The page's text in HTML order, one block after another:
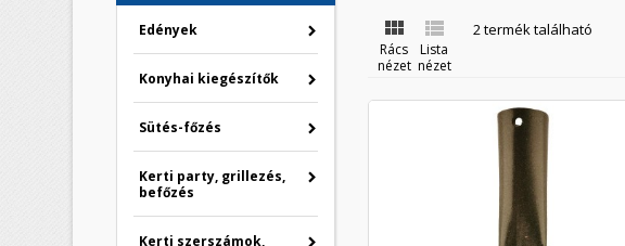
Edények
Konyhai kiegészítők
Sütés-főzés
Kerti party, grillezés,
befőzés
Kerti szerszámok,

Rács
nézet

Lista
nézet
2 termék található